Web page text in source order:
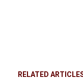
RELATED